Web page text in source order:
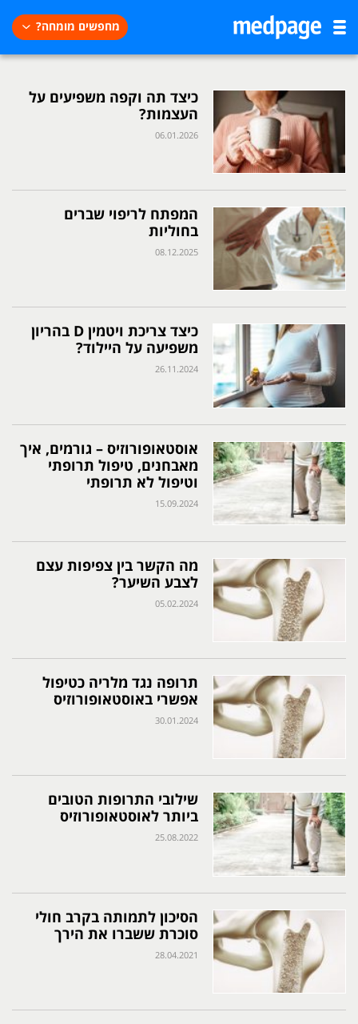
מחפשים מומחה?
כיצד תה וקפה משפיעים על
העצמות?
06.01.2026
המפתח לריפוי שברים
בחוליות
08.12.2025
כיצד צריכת ויטמין D בהריון
משפיעה על היילוד?
26.11.2024
אוסטאופורוזיס – גורמים, איך
מאבחנים, טיפול תרופתי
וטיפול לא תרופתי
15.09.2024
מה הקשר בין צפיפות עצם
לצבע השיער?
05.02.2024
תרופה נגד מלריה כטיפול
אפשרי באוסטאופורוזיס
30.01.2024
שילובי התרופות הטובים
ביותר לאוסטאופורוזיס
25.08.2022
הסיכון לתמותה בקרב חולי
סוכרת ששברו את הירך
28.04.2021